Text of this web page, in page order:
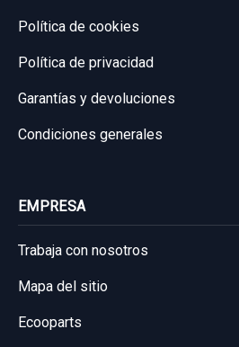
Política de cookies
Política de privacidad
Garantías y devoluciones
Condiciones generales
EMPRESA
Trabaja con nosotros
Mapa del sitio
Ecooparts